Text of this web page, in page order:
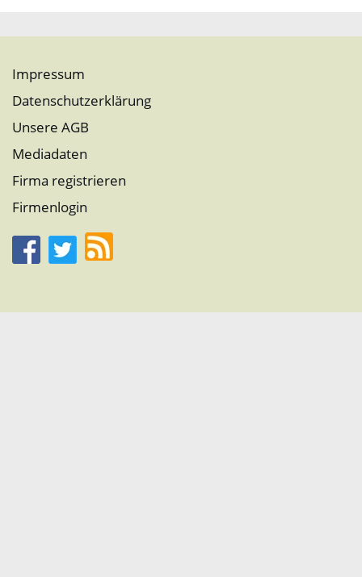
Impressum
Datenschutzerklärung
Unsere AGB
Mediadaten
Firma registrieren
Firmenlogin